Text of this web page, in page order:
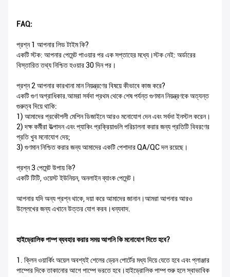
FAQ:
প্রশ্ন 1 আপনার লিড টাইম কি?
একটি স্টক: আপনার পেমেন্ট পাওয়ার পর এক সপ্তাহের মধ্যে।স্টক নেই: অর্ডারের
বিস্তারিত তথ্য নিশ্চিত হওয়ার 30 দিন পর।
প্রশ্ন 2 আপনার কারখানা মান নিয়ন্ত্রণের বিষয়ে কীভাবে কাজ করে?
একটি গুণ অগ্রাধিকার.আমরা সর্বদা প্রথম থেকে শেষ পর্যন্ত গুণমান নিয়ন্ত্রণকে অত্যন্ত
গুরুত্ব দিয়ে থাকি:
1) আমাদের প্রকৌশলী মেশিন ডিজাইনে আরও মনোযোগ দেন এবং সর্বদা ইনস্টল করেন।
2) দক্ষ কর্মীরা উত্পাদন এবং প্যাকিং প্রক্রিয়াগুলি পরিচালনা করার জন্য প্রতিটি বিবরণের
প্রতি খুব মনোযোগ দেয়;
3) গুণমান নিশ্চিত করার জন্য আমাদের একটি পেশাদার QA/QC দল রয়েছে।
প্রশ্ন 3 পেমেন্ট উপায় কি?
একটি টিটি, ওয়েস্ট ইউনিয়ন, অনলাইন ব্যাংক পেমেন্ট।
আপনার যদি অন্য প্রশ্ন থাকে, দয়া করে আমাদের জানান।আমরা আপনার আরও
উল্লেখের জন্য এখানে উত্তর যোগ করব।ধন্যবাদ.
হাইড্রোলিক পাম্প ব্যবহার করার সময় আপনি কি মনোযোগ দিতে হবে?
1. ক্লিন ওয়ার্কিং অয়েল অবশ্যই শেলের ড্রেন পোর্টের মধ্য দিয়ে যেতে হবে এবং প্লাঞ্জার
পাম্পের দিকে তাকানোর আগে পাম্পে ভরতে হবে।হাইড্রোলিক পাম্প শুরু হলে স্বাভাবিক